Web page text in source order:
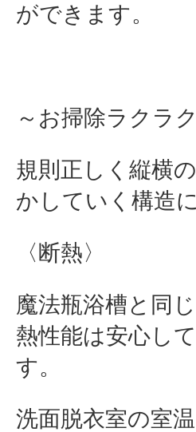
ができます。
～お掃除ラクラ
規則正しく縦横
かしていく構造
〈断熱〉
魔法瓶浴槽と同
熱性能は安心し
す。
洗面脱衣室の室